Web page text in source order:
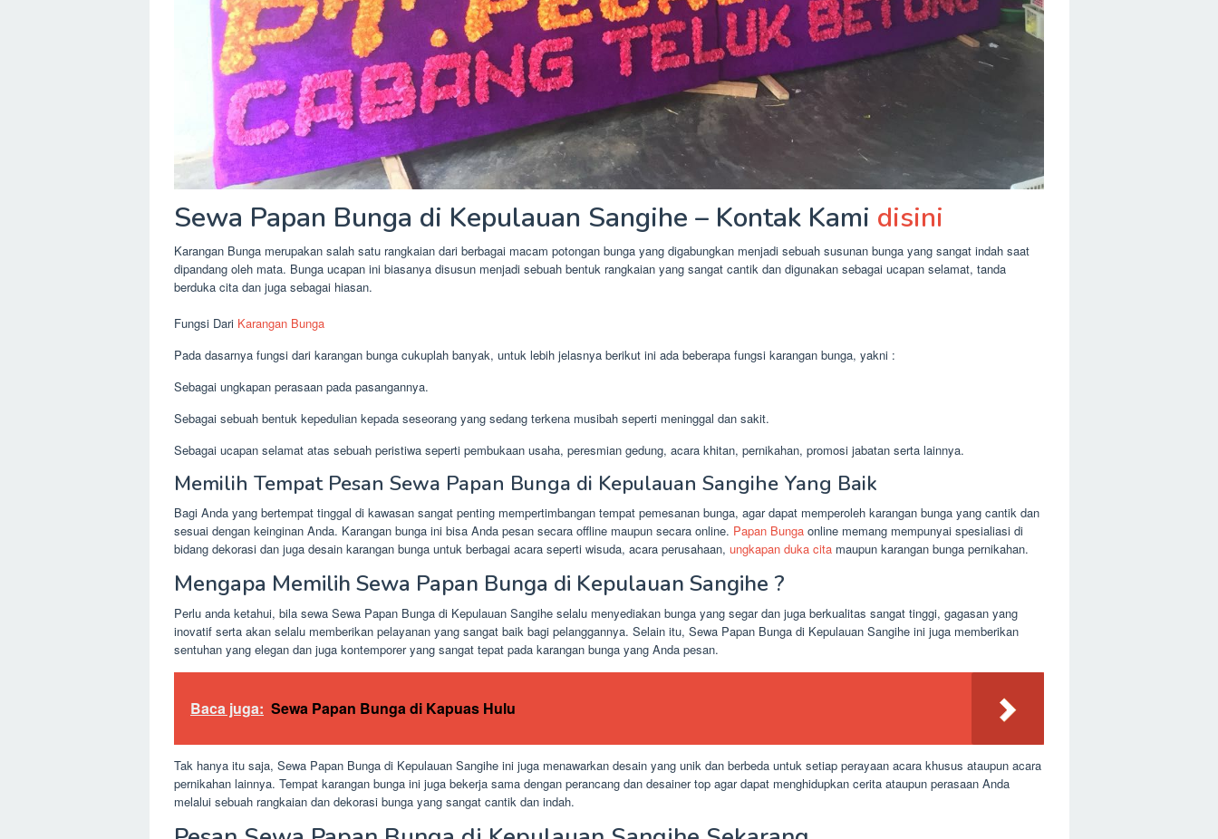
Sewa Papan Bunga di Kepulauan Sangihe – Kontak Kami disini
Karangan Bunga merupakan salah satu rangkaian dari berbagai macam potongan bunga yang digabungkan menjadi sebuah susunan bunga yang sangat indah saat
dipandang oleh mata. Bunga ucapan ini biasanya disusun menjadi sebuah bentuk rangkaian yang sangat cantik dan digunakan sebagai ucapan selamat, tanda
berduka cita dan juga sebagai hiasan.
Fungsi Dari Karangan Bunga
Pada dasarnya fungsi dari karangan bunga cukuplah banyak, untuk lebih jelasnya berikut ini ada beberapa fungsi karangan bunga, yakni :
Sebagai ungkapan perasaan pada pasangannya.
Sebagai sebuah bentuk kepedulian kepada seseorang yang sedang terkena musibah seperti meninggal dan sakit.
Sebagai ucapan selamat atas sebuah peristiwa seperti pembukaan usaha, peresmian gedung, acara khitan, pernikahan, promosi jabatan serta lainnya.
Memilih Tempat Pesan Sewa Papan Bunga di Kepulauan Sangihe Yang Baik
Bagi Anda yang bertempat tinggal di kawasan sangat penting mempertimbangan tempat pemesanan bunga, agar dapat memperoleh karangan bunga yang cantik dan
sesuai dengan keinginan Anda. Karangan bunga ini bisa Anda pesan secara offline maupun secara online. Papan Bunga online memang mempunyai spesialiasi di
bidang dekorasi dan juga desain karangan bunga untuk berbagai acara seperti wisuda, acara perusahaan, ungkapan duka cita maupun karangan bunga pernikahan.
Mengapa Memilih Sewa Papan Bunga di Kepulauan Sangihe ?
Perlu anda ketahui, bila sewa Sewa Papan Bunga di Kepulauan Sangihe selalu menyediakan bunga yang segar dan juga berkualitas sangat tinggi, gagasan yang
inovatif serta akan selalu memberikan pelayanan yang sangat baik bagi pelanggannya. Selain itu, Sewa Papan Bunga di Kepulauan Sangihe ini juga memberikan
sentuhan yang elegan dan juga kontemporer yang sangat tepat pada karangan bunga yang Anda pesan.
Baca juga: Sewa Papan Bunga di Kapuas Hulu
Tak hanya itu saja, Sewa Papan Bunga di Kepulauan Sangihe ini juga menawarkan desain yang unik dan berbeda untuk setiap perayaan acara khusus ataupun acara
pernikahan lainnya. Tempat karangan bunga ini juga bekerja sama dengan perancang dan desainer top agar dapat menghidupkan cerita ataupun perasaan Anda
melalui sebuah rangkaian dan dekorasi bunga yang sangat cantik dan indah.